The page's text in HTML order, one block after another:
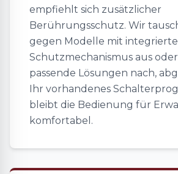
empfiehlt sich zusätzlicher
Berührungsschutz. Wir
gegen Modelle mit
Schutzmechanismus aus
passende Lösungen nach,
Ihr vorhandenes
bleibt die Bedienung für
komfortabel.